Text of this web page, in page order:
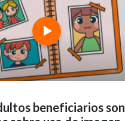
beneficiarios son